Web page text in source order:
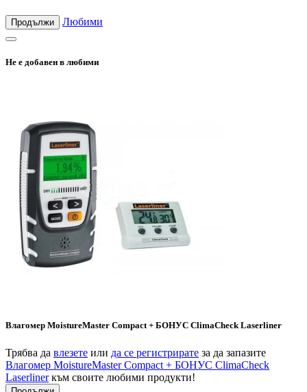
Продължи Любими
Не е добавен в любими
Влагомер MoistureMaster Compact + БОНУС ClimaCheck Laserliner
Трябва да влезете или да се регистрирате за да запазите
Влагомер MoistureMaster Compact + БОНУС ClimaCheck
Laserlinerкъм своите любими продукти!